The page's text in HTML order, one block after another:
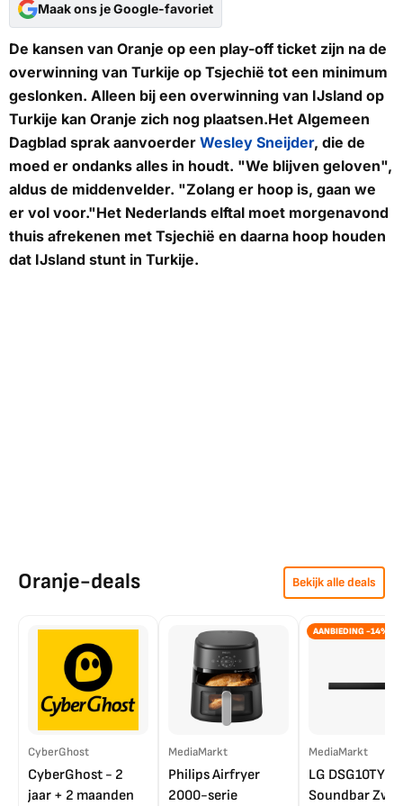
Maak ons je Google-favoriet
De kansen van Oranje op een play-off ticket zijn na de
overwinning van Turkije op Tsjechië tot een minimum
geslonken. Alleen bij een overwinning van IJsland op
Turkije kan Oranje zich nog plaatsen.Het Algemeen
Dagblad sprak aanvoerder Wesley Sneijder, die de
moed er ondanks alles in houdt. "We blijven geloven",
aldus de middenvelder. "Zolang er hoop is, gaan we
er vol voor."Het Nederlands elftal moet morgenavond
thuis afrekenen met Tsjechië en daarna hoop houden
dat IJsland stunt in Turkije.
Oranje-deals Bekijk alle deals
CyberGhost
CyberGhost - 2
jaar + 2 maanden
MediaMarkt
Philips Airfryer
2000-serie
AANBIEDING -14%
MediaMarkt
LG DSG10TY
Soundbar